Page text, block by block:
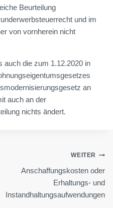
Beurteilung
und im
von vornherein nicht
auch die zum 1.12.2020 in
an
auch an der
nichts ändert.
WEITER
Anschaffungskosten oder
Erhaltungs- und
Instandhaltungsaufwendungen